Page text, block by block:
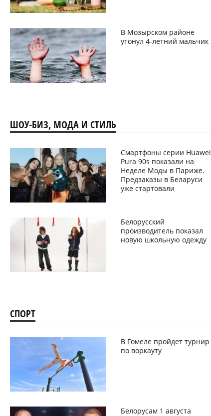
В Мозырском районе
утонул 4-летний мальчик
ШОУ-БИЗ, МОДА И СТИЛЬ
Смартфоны серии Huawei
Pura 90s показали на
Неделе Моды в Париже.
Предзаказы в Беларуси
уже стартовали
Белорусский
производитель показал
новую школьную одежду
СПОРТ
В Гомеле пройдет турнир
по воркауту
Белорусам 1 августа